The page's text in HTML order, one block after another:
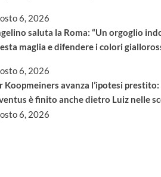
6, 2026
saluta la Roma: “Un orgoglio
maglia e difendere i colori
6, 2026
Koopmeiners avanza l’ipotesi prestito:
è finito anche dietro Luiz nelle
6, 2026